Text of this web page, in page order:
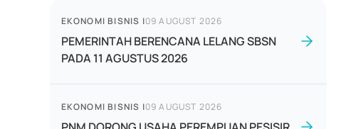
EKONOMI BISNIS |09 AUGUST 2026
PEMERINTAH BERENCANA LELANG SBSN
PADA 11 AGUSTUS 2026
EKONOMI BISNIS |09 AUGUST 2026